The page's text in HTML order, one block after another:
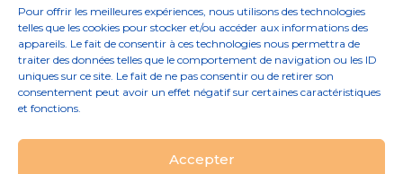
Pour offrir les meilleures expériences, nous utilisons des technologies
telles que les cookies pour stocker et/ou accéder aux informations des
appareils. Le fait de consentir à ces technologies nous permettra de
traiter des données telles que le comportement de navigation ou les ID
uniques sur ce site. Le fait de ne pas consentir ou de retirer son
consentement peut avoir un effet négatif sur certaines caractéristiques
et fonctions.
Accepter
avril 2023
mars 2023
02 96 52 68 68